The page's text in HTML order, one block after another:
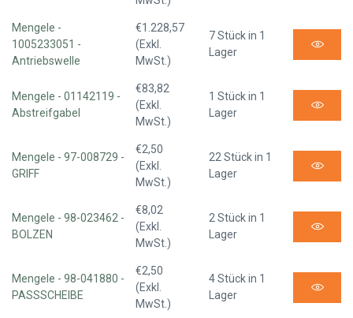
Mengele -
1005233051 -
Antriebswelle
€1.228,57
(Exkl.
MwSt.)
7 Stück in 1
Lager
Mengele - 01142119 -
Abstreifgabel
€83,82
(Exkl.
MwSt.)
1 Stück in 1
Lager
Mengele - 97-008729 -
GRIFF
€2,50
(Exkl.
MwSt.)
22 Stück in 1
Lager
Mengele - 98-023462 -
BOLZEN
€8,02
(Exkl.
MwSt.)
2 Stück in 1
Lager
Mengele - 98-041880 -
PASSSCHEIBE
€2,50
(Exkl.
MwSt.)
4 Stück in 1
Lager